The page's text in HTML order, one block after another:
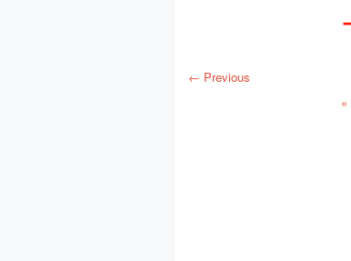
← Previous
«